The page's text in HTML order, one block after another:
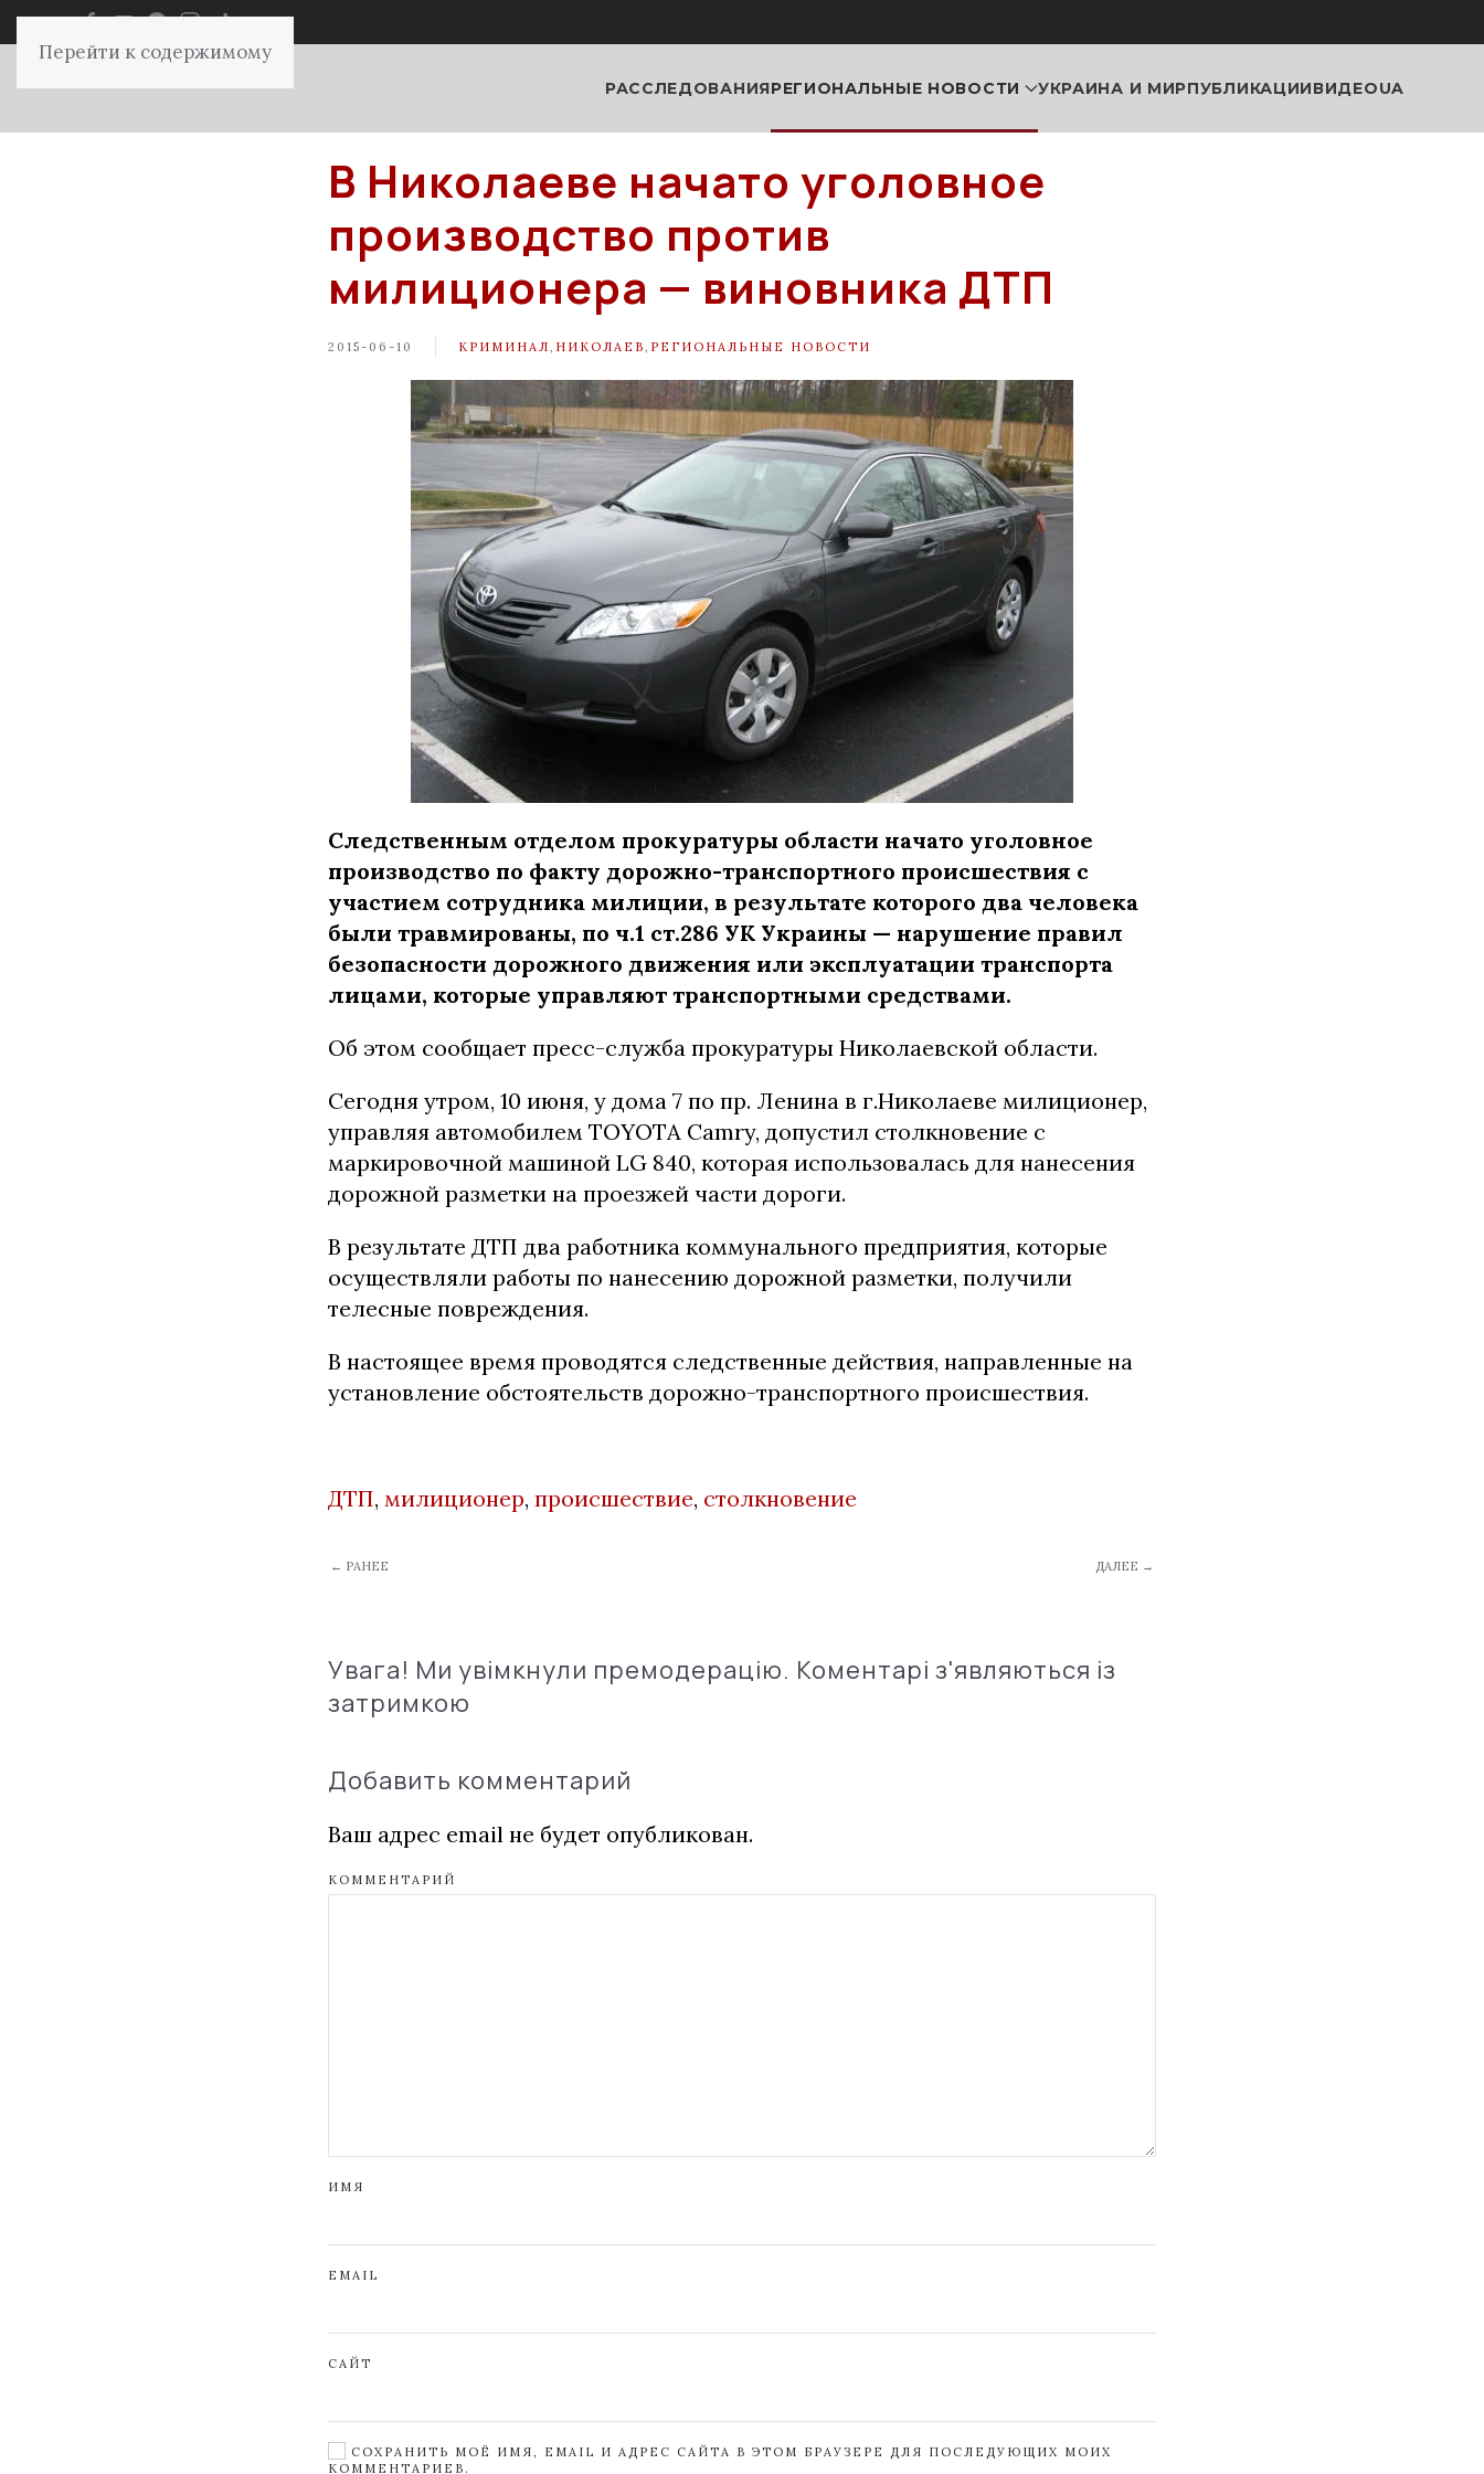
Перейти к содержимому
РАССЛЕДОВАНИЯРЕГИОНАЛЬНЫЕ НОВОСТИ УКРАИНА И МИРПУБЛИКАЦИИВИДЕОUA
В Николаеве начато уголовное
производство против
милиционера — виновника ДТП
2015-06-10 КРИМИНАЛ НИКОЛАЕВ РЕГИОНАЛЬНЫЕ НОВОСТИ
Следственным отделом прокуратуры области начато уголовное
производство по факту дорожно-транспортного происшествия с
участием сотрудника милиции, в результате которого два человека
были травмированы, по ч.1 ст.286 УК Украины — нарушение правил
безопасности дорожного движения или эксплуатации транспорта
лицами, которые управляют транспортными средствами.
Об этом сообщает пресс-служба прокуратуры Николаевской области.
Сегодня утром, 10 июня, у дома 7 по пр. Ленина в г.Николаеве милиционер,
управляя автомобилем TOYOTA Camry, допустил столкновение с
маркировочной машиной LG 840, которая использовалась для нанесения
дорожной разметки на проезжей части дороги.
В результате ДТП два работника коммунального предприятия, которые
осуществляли работы по нанесению дорожной разметки, получили
телесные повреждения.
В настоящее время проводятся следственные действия, направленные на
установление обстоятельств дорожно-транспортного происшествия.
ДТП, милиционер, происшествие, столкновение
← РАНЕЕ ДАЛЕЕ →
Увага! Ми увімкнули премодерацію. Коментарі з'являються із
затримкою
Добавить комментарий
Ваш адрес email не будет опубликован.
КОММЕНТАРИЙ
ИМЯ
EMAIL
САЙТ
СОХРАНИТЬ МОЁ ИМЯ, EMAIL И АДРЕС САЙТА В ЭТОМ БРАУЗЕРЕ ДЛЯ ПОСЛЕДУЮЩИХ МОИХ
КОММЕНТАРИЕВ.